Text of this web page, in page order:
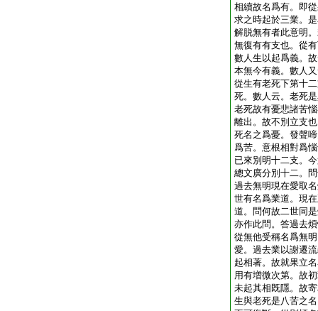
相續故名爲有。即
求之時起於三業。
解脱無有者此意明
無復有有支也。從
數人生以起爲義。
本無今有義。數人
從生有老死下第十
死。數人云。老死
老死故有憂悲諸苦
離出。故不別立支
死名之爲憂。發聲
爲苦。意根相對爲
已來別明十二支。
總文廣分別十二。
過去無明現在愛取
世有名爲業道。現
道。問何故二世同
亦作此問。答過去
從無他受稱名爲無
愛。過去業以謝遷
起相著。故就果立
用有増微次第。故
未起其相既隱。故
生與老死是八苦之